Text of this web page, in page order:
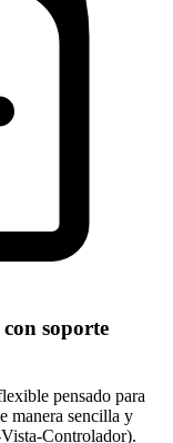
soporte
pensado para
manera sencilla y
Controlador).